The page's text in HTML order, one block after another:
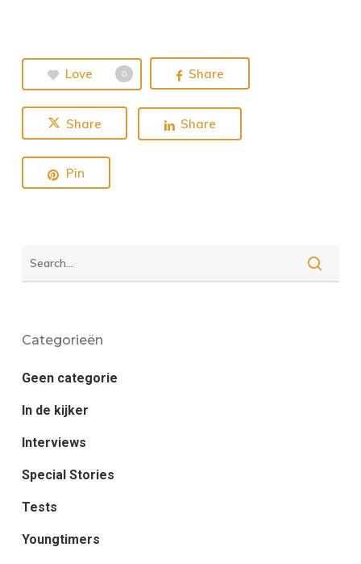
Love 0 Share
Share Share
Pin
Categorieën
Geen categorie
In de kijker
Interviews
Special Stories
Tests
Youngtimers